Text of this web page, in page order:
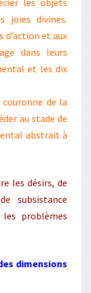
les objets
joies divines.
d’action et aux
dans leurs
et les dix
de la
au stade de
abstrait à
les désirs, de
subsistance
problèmes
dimensions